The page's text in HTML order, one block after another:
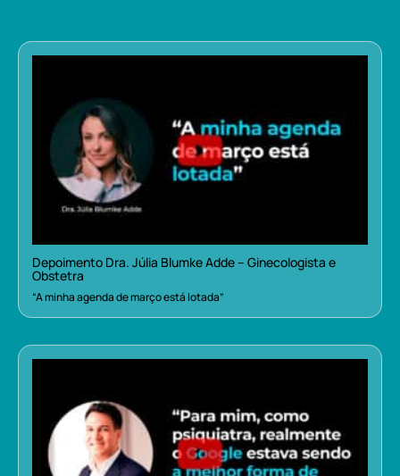
Depoimento Dra. Júlia Blumke Adde – Ginecologista e
Obstetra
“A minha agenda de março está lotada”